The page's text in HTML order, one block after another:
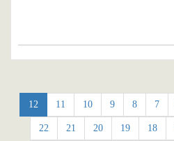
7
8
9
10
11
12
18
19
20
21
22